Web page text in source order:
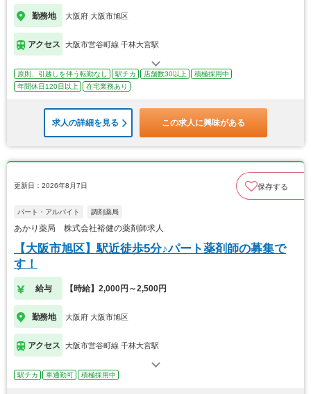
勤務地 大阪府 大阪市旭区
アクセス 大阪市営谷町線 千林大宮駅
原則、引越しを伴う転勤なし 駅チカ 店舗数30以上
積極採用中
年間休日120日以上
在宅業務あり
求人の詳細を見る この求人に興味がある
更新日：2026年8月7日 保存する
パート・アルバイト 調剤薬局
あかり薬局 株式会社裕健の薬剤師求人
【大阪市旭区】駅近徒歩5分♪パート薬剤師の募集で
す！
給与 【時給】2,000円～2,500円
勤務地 大阪府 大阪市旭区
アクセス 大阪市営谷町線 千林大宮駅
駅チカ 車通勤可 積極採用中